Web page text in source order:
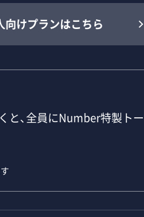
向けプランはこちら
と、全員にNumber特製トー